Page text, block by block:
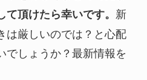
頂けたら幸いです。 新
は厳しいのでは？と心配
でしょうか？最新情報を